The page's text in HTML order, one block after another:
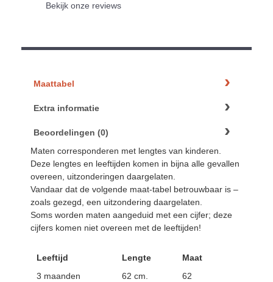
Bekijk onze reviews
Maattabel
Extra informatie
Beoordelingen (0)
Maten corresponderen met lengtes van kinderen.
Deze lengtes en leeftijden komen in bijna alle gevallen
overeen, uitzonderingen daargelaten.
Vandaar dat de volgende maat-tabel betrouwbaar is –
zoals gezegd, een uitzondering daargelaten.
Soms worden maten aangeduid met een cijfer; deze
cijfers komen niet overeen met de leeftijden!
Leeftijd Lengte
Maat
3 maanden
62 cm.
62